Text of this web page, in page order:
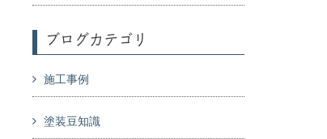
ブログカテゴリ
施工事例
塗装豆知識